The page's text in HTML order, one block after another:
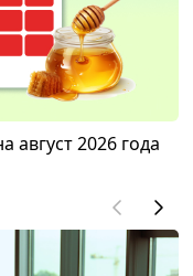
2026 года